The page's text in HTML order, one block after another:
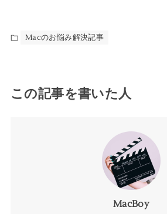
Macのお悩み解決記事
この記事を書いた人
MacBoy